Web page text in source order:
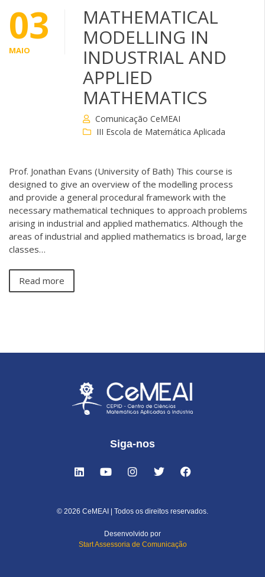
03
MAIO
MATHEMATICAL
MODELLING IN
INDUSTRIAL AND
APPLIED
MATHEMATICS
Comunicação CeMEAI
III Escola de Matemática Aplicada
Prof. Jonathan Evans (University of Bath) This course is
designed to give an overview of the modelling process
and provide a general procedural framework with the
necessary mathematical techniques to approach problems
arising in industrial and applied mathematics. Although the
areas of industrial and applied mathematics is broad, large
classes…
Read more
Siga-nos
© 2026 CeMEAI | Todos os direitos reservados.
Desenvolvido por
Start Assessoria de Comunicação